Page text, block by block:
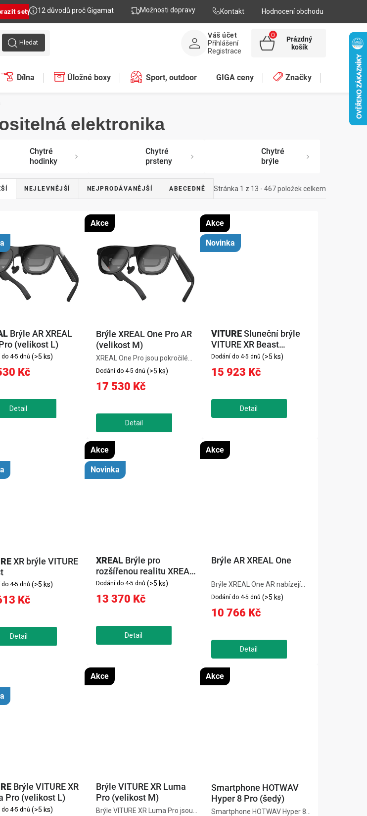
sety 12 důvodů proč Gigamat Možnosti dopravy Kontakt Hodnocení obchodu
Hledat
Váš účet
Přihlášení
Registrace
NÁKUPNÍ
Prázdný
košík
Dílna Úložné boxy Sport, outdoor GIGA ceny Značky
elektronika
Chytré
hodinky
Chytré
prsteny
Chytré
brýle
Stránka 1 z 13 - 467položek celkem
NEJLEVNĚJŠÍ NEJPRODÁVANĚJŠÍ ABECEDNĚ
Brýle AR XREAL
(velikost L)
4-5 dnů (>5 ks)
Kč
Brýle XREAL One Pro AR
(velikost M)
Akce
Dodání do 4-5 dnů (>5 ks)
17 530 Kč
XREAL One Pro jsou pokročilé
AR brýle s Micro-OLED displejem,
120Hz obnovovací frekvencí a
zorným polem 57°, které
X1,...
VITURE Sluneční brýle
VITURE XR Beast
(velikost L)
Akce
Novinka
Dodání do 4-5 dnů (>5 ks)
15 923 Kč
XR brýle VITURE
4-5 dnů (>5 ks)
Kč
XREAL Brýle pro
rozšířenou realitu XREAL
1S
Akce
Novinka
Dodání do 4-5 dnů (>5 ks)
13 370 Kč
Brýle AR XREAL One
Akce
Dodání do 4-5 dnů (>5 ks)
10 766 Kč
Brýle XREAL One AR nabízejí
pohlcující zážitek díky micro
OLED displeji, 120Hz obnovovací
frekvenci a ultra nízké latenci 3
Brýle VITURE XR
Pro (velikost L)
do 4-5 dnů (>5 ks)
Brýle VITURE XR Luma
Pro (velikost M)
Akce
Brýle VITURE XR Luma Pro jsou
Smartphone HOTWAV
Hyper 8 Pro (šedý)
Akce
Smartphone HOTWAV Hyper 8